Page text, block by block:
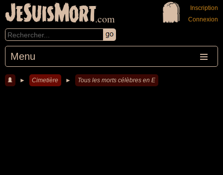
JeSuisMort.com
Menu
Inscription
Connexion
► Cimetière ► Tous les morts célèbres en E